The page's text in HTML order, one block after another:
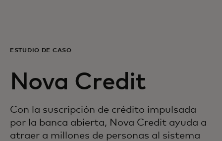
Para empresas
Para el mundo
Para innovadores
ESTUDIO DE CASO
Nova Credit
Con la suscripción de crédito impulsada
por la banca abierta, Nova Credit ayuda a
atraer a millones de personas al sistema